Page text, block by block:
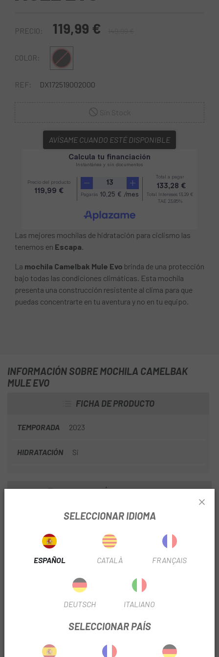
PRECIO: 119,99 €
COLOR: Negro
REF: DX172519002000
AVÍSAME CUANDO ESTÉ DISPONIBLE
Las mejores mochilas de hidratación para ciclismo las
tenemos en Escapa.
La mochila Camelbak Mule Evo brinda de una protección
bajo todas las condiciones climáticas. Esta mochila
presenta una construcción resistente al clima para que
puedas concentrarte en tu aventura y no en tu equipo.
INFORMACIÓN SOBRE MOCHILA CAMELBAK
MULE EVO
FICHA DE PRODUCTO
TEMPORADA 2023
HIDRATACIÓN Si
INFORMACIÓN DEL PRODUCTO
CARACTERÍSTICAS:
- Bolsa Crux con sistema QuickLink™
- Construcción soldada a prueba de tormentas
- Panel trasero Air Support™ con tecnología de mapeo del
- Arnés Command Center™
- Organizador de herramientas integrado
ESPECIFICACIONES
- Capacidad total: 12L
SELECCIONAR IDIOMA
ESPAÑOL CATALÀ FRANÇAIS
DEUTSCH ITALIANO
SELECCIONAR PAÍS